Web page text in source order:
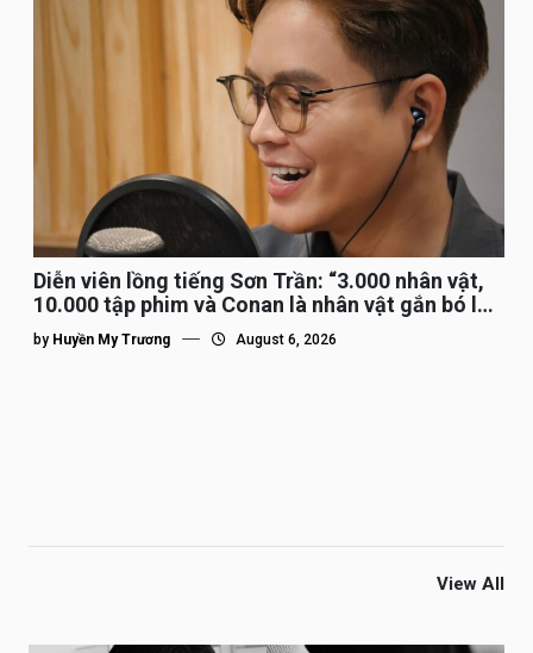
Diễn viên lồng tiếng Sơn Trần: “3.000 nhân vật,
10.000 tập phim và Conan là nhân vật gắn bó lâu
nhất”
by Huyền My Trương August 6, 2026
View All